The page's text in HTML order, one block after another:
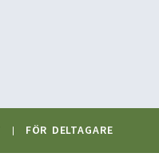
FÖR DELTAGARE